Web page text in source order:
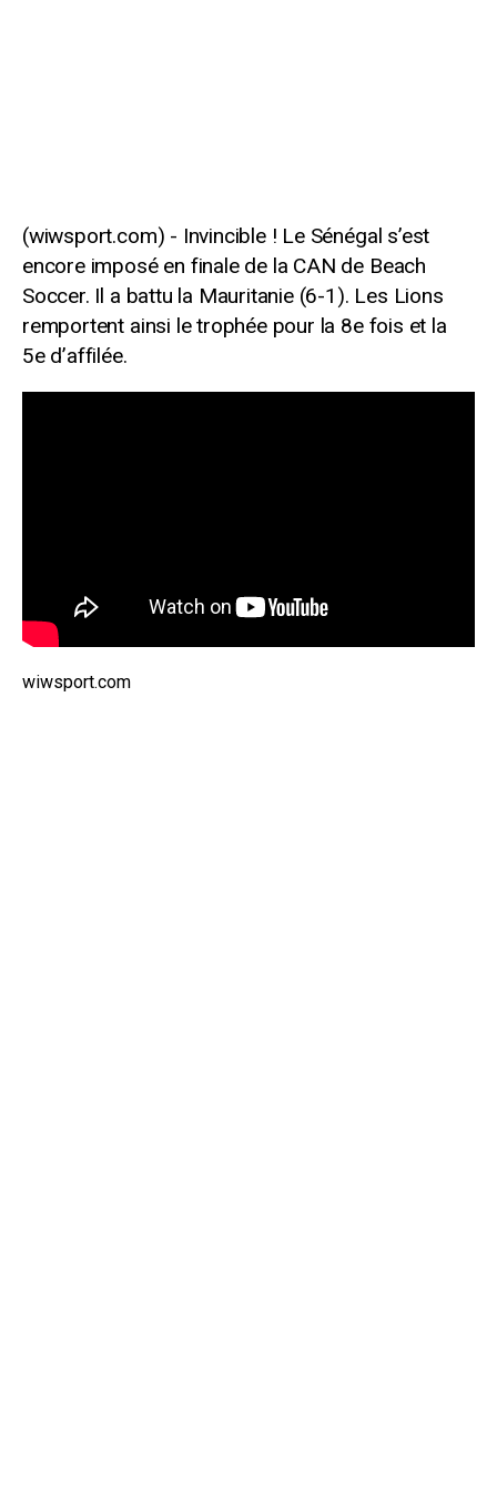
Invincible ! Le Sénégal s’est
encore imposé en finale de la CAN de Beach
Soccer. Il a battu la Mauritanie (6-1). Les Lions
remportent ainsi le trophée pour la 8e fois et la
5e d’affilée.
wiwsport.com